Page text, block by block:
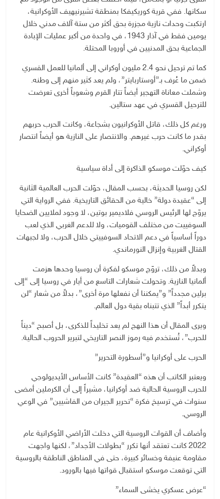
سكانها. ففي قرية كوريكيفكا بمنطقة تشيرنيهيف الأوكرانية،
ارتكبت وحدات نازية مجزرة بحق أكثر من ستة آلاف مدني خلال
يومين فقط في آذار 1943، في واحدة من أكبر عمليات الإبادة
الجماعية بحق المدنيين في أوروبا المحتلة.
كما تم ترحيل نحو 2.4 مليون أوكراني إلى ألمانيا للعمل القسري
ضمن ما عُرف بـ”أوستاربايتر”، ولم يعد كثير منهم إلى وطنه.
وشملت معاناة التهجير أيضاً تتار القرم وشعوباً أخرى تعرضت
للترحيل القسري في عهد ستالين.
ورغم كل ذلك، قاتل الأوكرانيون بشجاعة، وكانت الحرب حربهم
بقدر ما كانت حرب غيرهم. والانتصار على النازية هو أيضاً انتصار
أوكراني.
كيف حوّلت موسكو الذاكرة إلى أداة سياسية
لكن روسيا الحديثة، بحسب المقال، حوّلت الحرب العالمية الثانية
إلى “عقيدة دولة” خالية من الحقائق التاريخية. ففي الرواية التي
يروّج لها الرئيس الروسي فلاديمير بوتين، لا وجود لملايين الضحايا
السوفييت من مختلف القوميات، ولا للدعم الغربي الذي لعب
دوراً أساسياً في دعم الاتحاد السوفييتي خلال الحرب، ولا لجبهات
القتال الغربية وإنزال النورماندي.
وبدلاً من ذلك، تروّج موسكو لفكرة أن روسيا وحدها هزمت
ألمانيا النازية. وتحولت شعارات التاسع من أيار في روسيا إلى “إلى
برلين مجدداً” و”يمكننا أن نفعلها مرة أخرى”، بدلاً من شعار “لن
يتكرر أبداً” الذي تتبناه بقية دول العالم.
ويرى المقال أن هذا النهج لم يعد تخليداً للذكرى، بل أصبح “ديناً
للحرب”، تُستخدم فيه رموز النصر التاريخي لتبرير الحروب الحالية.
الحرب على أوكرانيا و”أسطورة التحرير”
ويعتبر الكاتب أن هذه “العقيدة” كانت الأساس الأيديولوجي
للحرب الروسية الحالية ضد أوكرانيا، مشيراً إلى أن الكرملين أمضى
سنوات في ترسيخ فكرة “تحرير الجيران من الفاشيين” في الوعي
الروسي.
وأضاف أن القوات الروسية التي دخلت الأراضي الأوكرانية عام
2022 كانت تعتقد أنها تكرر “بطولات الأجداد”، لكنها واجهت
مقاومة عنيفة وخسائر كبيرة، حتى في المناطق الناطقة بالروسية
التي توقعت موسكو استقبال قواتها فيها بالورود.
“عرض عسكري يخشى السماء”